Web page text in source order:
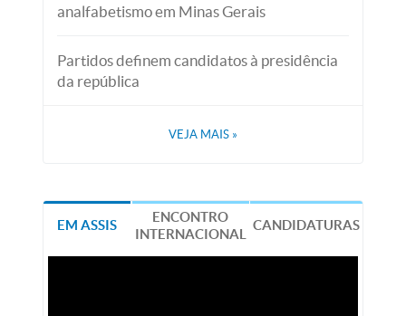
analfabetismo em Minas Gerais
Partidos definem candidatos à presidência
da república
VEJA MAIS »
EM ASSIS
ENCONTRO
INTERNACIONAL
CANDIDATURAS